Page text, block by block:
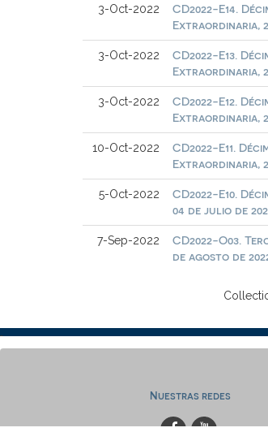
3-Oct-2022
CD2022-E14.
Extraordinaria,
3-Oct-2022
CD2022-E13.
Extraordinaria,
3-Oct-2022
CD2022-E12.
Extraordinaria,
10-Oct-2022
CD2022-E11.
Extraordinaria,
5-Oct-2022
CD2022-E10.
04 de julio de
7-Sep-2022
CD2022-O03.
de agosto de
Nuestras redes